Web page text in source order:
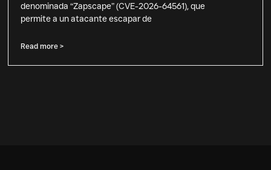
denominada “Zapscape” (CVE-2026-64561), que
permite a un atacante escapar de
Read more >